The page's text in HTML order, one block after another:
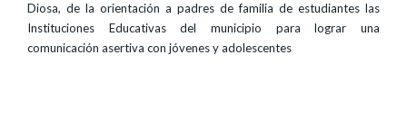
Diosa, de la orientación a padres de familia de estudiantes las
Instituciones Educativas del municipio para lograr una
comunicación asertiva con jóvenes y adolescentes